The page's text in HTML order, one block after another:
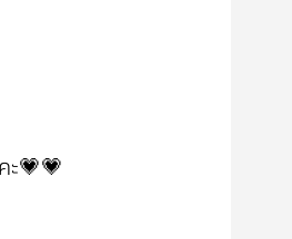
ะ💗💗